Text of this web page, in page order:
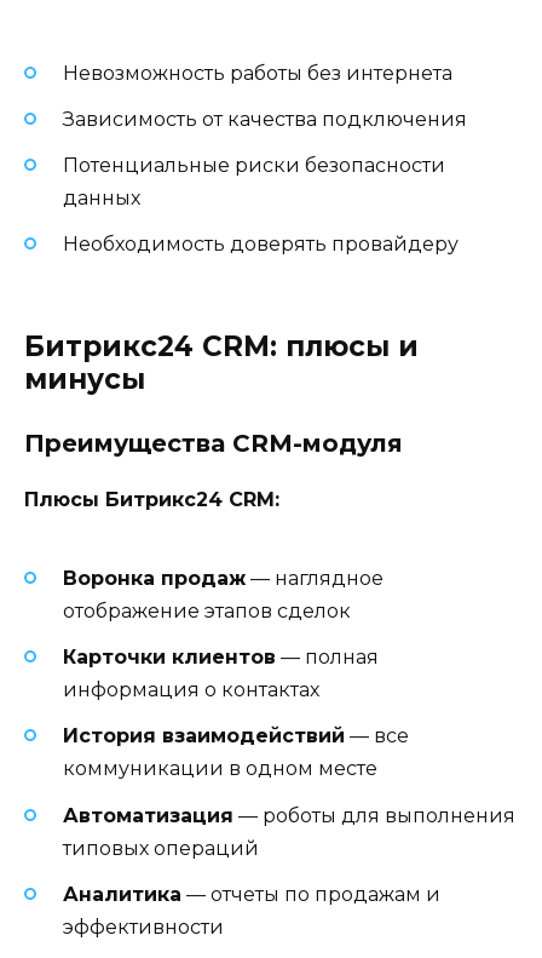
Невозможность работы без интернета
Зависимость от качества подключения
Потенциальные риски безопасности
данных
Необходимость доверять провайдеру
Битрикс24 CRM: плюсы и
минусы
Преимущества CRM-модуля
Плюсы Битрикс24 CRM:
Воронка продаж — наглядное
отображение этапов сделок
Карточки клиентов — полная
информация о контактах
История взаимодействий — все
коммуникации в одном месте
Автоматизация — роботы для выполнения
типовых операций
Аналитика — отчеты по продажам и
эффективности